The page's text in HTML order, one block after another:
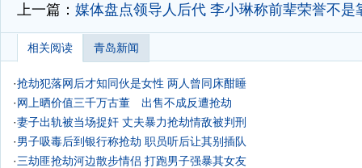
上一篇： 媒体盘点领导人后代 李小琳称前辈荣誉不是
相关阅读 青岛新闻
·抢劫犯落网后才知同伙是女性 两人曾同床酣睡
·网上晒价值三千万古董 出售不成反遭抢劫
·妻子出轨被当场捉奸 丈夫暴力抢劫情敌被判刑
·男子吸毒后到银行称抢劫 职员听后让其别插队
·三劫匪抢劫河边散步情侣 打跑男子强暴其女友